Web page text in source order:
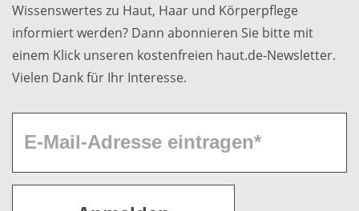
Wissenswertes zu Haut, Haar und Körperpflege
informiert werden? Dann abonnieren Sie bitte mit
einem Klick unseren kostenfreien haut.de-Newsletter.
Vielen Dank für Ihr Interesse.